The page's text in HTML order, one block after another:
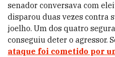
senador conversava com
disparou duas vezes contra
joelho. Um dos quatro
conseguiu deter o agressor.
ataque foi cometido por